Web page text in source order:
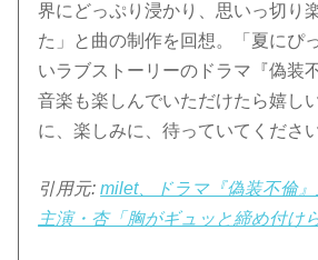
界にどっぷり浸かり、思いっ切り
た」と曲の制作を回想。「夏にぴ
いラブストーリーのドラマ『偽装
音楽も楽しんでいただけたら嬉し
に、楽しみに、待っていてくださ
引用元:milet、ドラマ『偽装不倫
主演・杏「胸がギュッと締め付け